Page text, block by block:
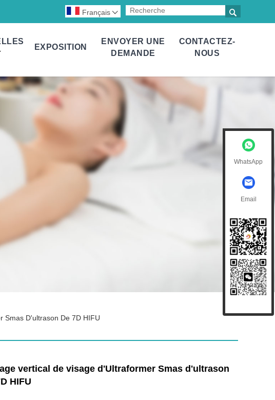

Français 
EXPOSITION
ENVOYER UNE
DEMANDE
CONTACTEZ-
NOUS
Smas D'ultrason De 7D HIFU
vertical de visage d'Ultraformer Smas d'ultrason
HIFU
WhatsApp
Email